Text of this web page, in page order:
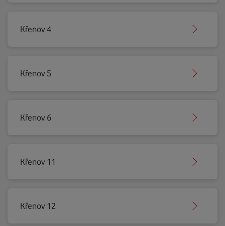
Křenov 4
Křenov 5
Křenov 6
Křenov 11
Křenov 12